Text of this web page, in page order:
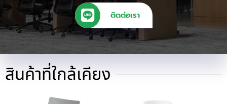
ติดต่อเรา
สินค้าที่ใกล้เคียง